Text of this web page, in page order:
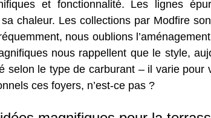
et fonctionnalité. Les lignes
chaleur. Les collections par Modfire
nous oublions
nous rappellent que le style,
selon le type de carburant – il varie
ces foyers, n’est-ce pas ?